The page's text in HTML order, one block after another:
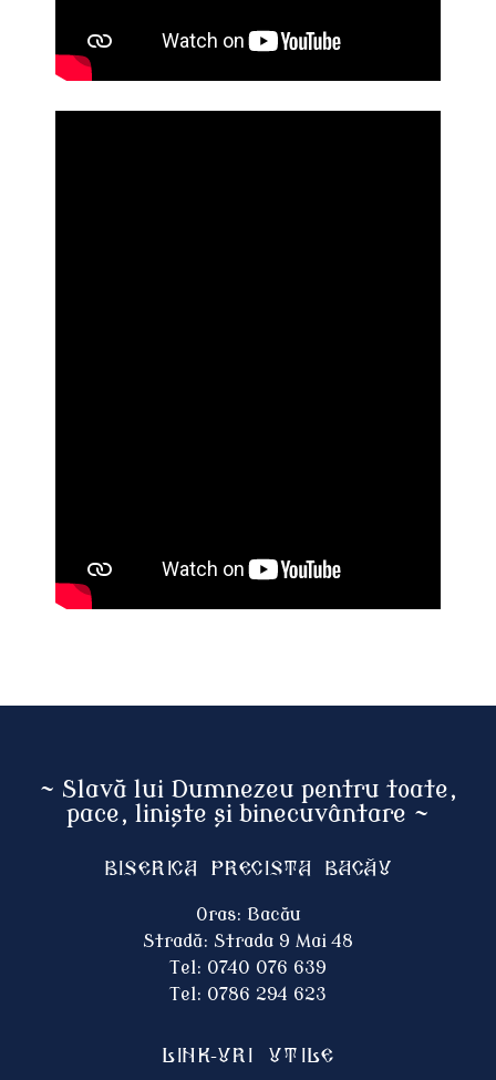
~ Slavă lui Dumnezeu pentru toate,
pace, liniște și binecuvântare ~
Biserica Precista BACĂU
Oras: Bacău
Stradă: Strada 9 Mai 48
Tel: 0740 076 639
Tel: 0786 294 623
Link-uri utile